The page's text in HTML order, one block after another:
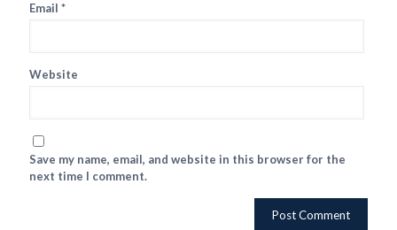
Email *
Website
Save my name, email, and website in this browser for the
next time I comment.